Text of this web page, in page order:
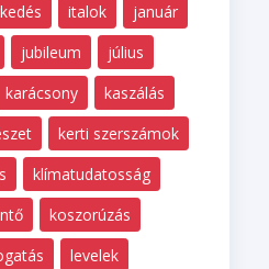
italok
január
jubileum
július
karácsony
kaszálás
kerti szerszámok
klímatudatosság
koszorúzás
levelek